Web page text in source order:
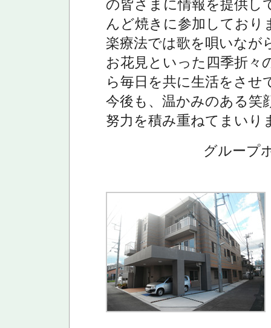
の皆さまに情報を提供し
んど焼きに参加しており
楽療法では歌を唄いなが
お花見といった四季折々
ら毎日を共に生活をさ
今後も、温かみのある笑
努力を積み重ねてまいり
グループ